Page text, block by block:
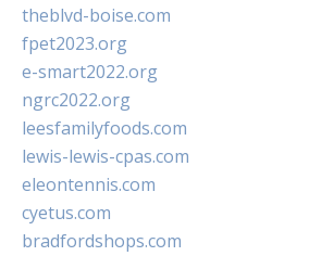
theblvd-boise.com
fpet2023.org
e-smart2022.org
ngrc2022.org
leesfamilyfoods.com
lewis-lewis-cpas.com
eleontennis.com
cyetus.com
bradfordshops.com